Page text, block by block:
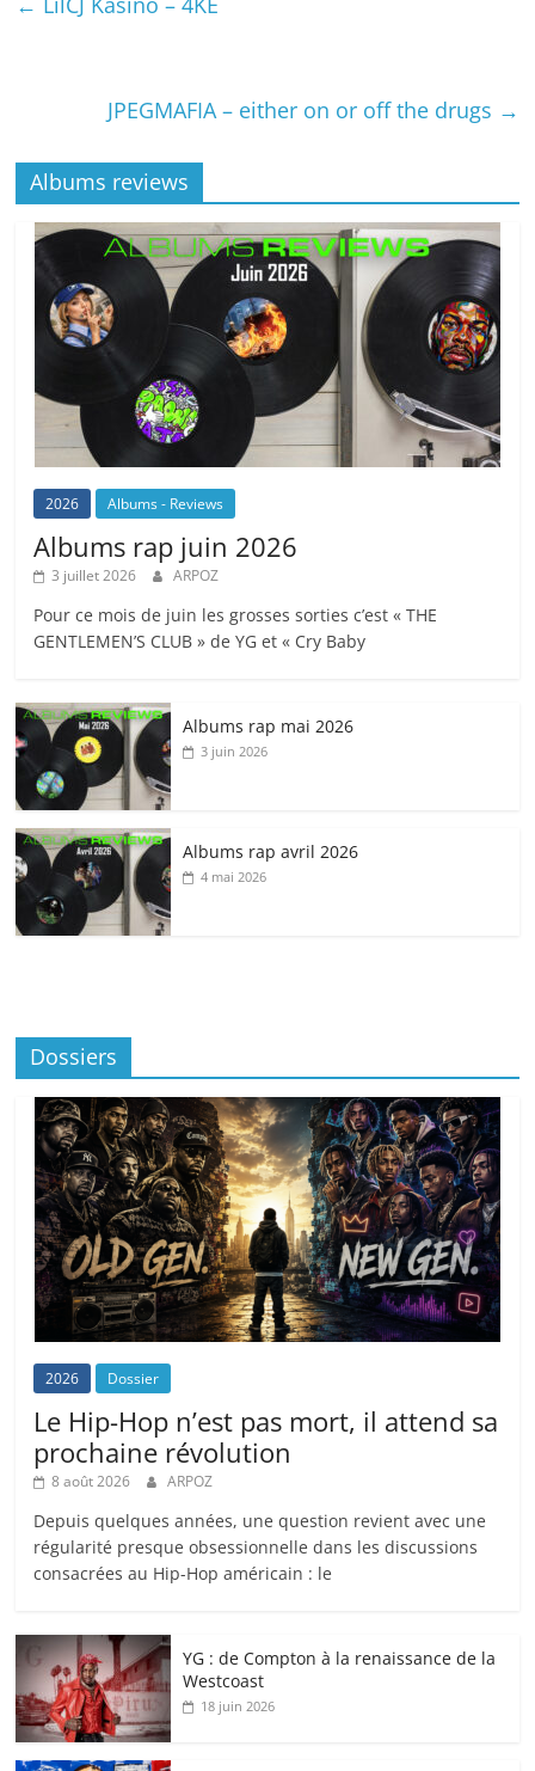
JPEGMAFIA – either on or off the drugs →
Albums reviews
2026 Albums - Reviews
Albums rap juin 2026
3 juillet 2026 ARPOZ
Pour ce mois de juin les grosses sorties c’est « THE
GENTLEMEN’S CLUB » de YG et « Cry Baby
Albums rap mai 2026
3 juin 2026
Albums rap avril 2026
4 mai 2026
Dossiers
2026 Dossier
Le Hip-Hop n’est pas mort, il attend sa
prochaine révolution
8 août 2026 ARPOZ
Depuis quelques années, une question revient avec une
régularité presque obsessionnelle dans les discussions
consacrées au Hip-Hop américain : le
YG : de Compton à la renaissance de la
Westcoast
18 juin 2026